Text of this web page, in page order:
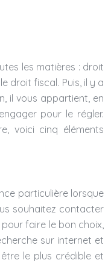
les matières : droit
droit fiscal. Puis, il y a
il vous appartient, en
pour le régler.
voici cinq éléments
particulière lorsque
souhaitez contacter
faire le bon choix,
sur internet et
le plus crédible et